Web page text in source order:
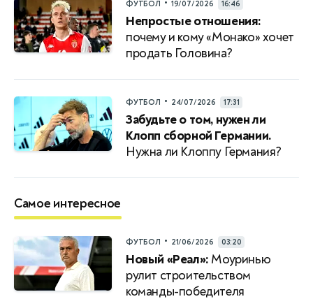
ФУТБОЛ • 19/07/2026 16:46
Непростые отношения:
почему и кому «Монако» хочет
продать Головина?
ФУТБОЛ • 24/07/2026 17:31
Забудьте о том, нужен ли
Клопп сборной Германии.
Нужна ли Клоппу Германия?
Самое интересное
ФУТБОЛ • 21/06/2026 03:20
Новый «Реал»: Моуринью
рулит строительством
команды-победителя